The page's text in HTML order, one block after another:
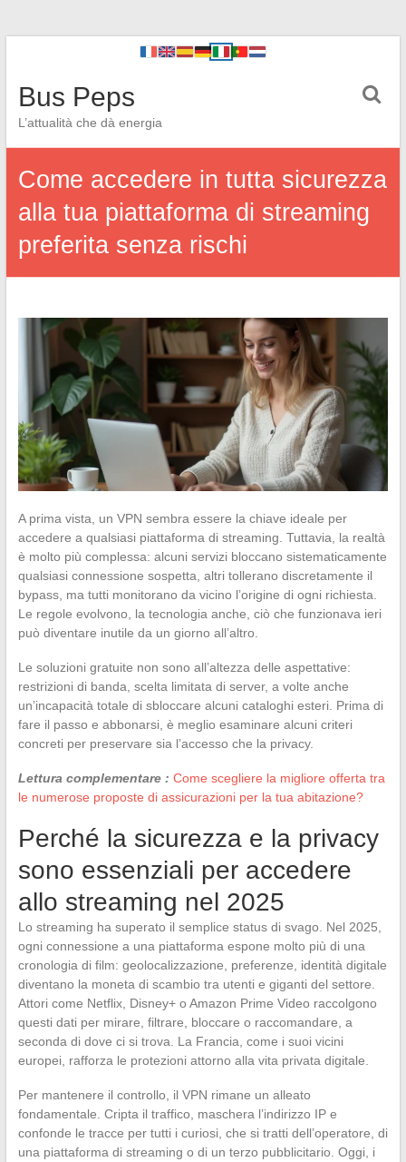
Bus Peps
L’attualità che dà energia
Come accedere in tutta sicurezza
alla tua piattaforma di streaming
preferita senza rischi
A prima vista, un VPN sembra essere la chiave ideale per
accedere a qualsiasi piattaforma di streaming. Tuttavia, la realtà
è molto più complessa: alcuni servizi bloccano sistematicamente
qualsiasi connessione sospetta, altri tollerano discretamente il
bypass, ma tutti monitorano da vicino l’origine di ogni richiesta.
Le regole evolvono, la tecnologia anche, ciò che funzionava ieri
può diventare inutile da un giorno all’altro.
Le soluzioni gratuite non sono all’altezza delle aspettative:
restrizioni di banda, scelta limitata di server, a volte anche
un’incapacità totale di sbloccare alcuni cataloghi esteri. Prima di
fare il passo e abbonarsi, è meglio esaminare alcuni criteri
concreti per preservare sia l’accesso che la privacy.
Lettura complementare : Come scegliere la migliore offerta tra
le numerose proposte di assicurazioni per la tua abitazione?
Perché la sicurezza e la privacy
sono essenziali per accedere
allo streaming nel 2025
Lo streaming ha superato il semplice status di svago. Nel 2025,
ogni connessione a una piattaforma espone molto più di una
cronologia di film: geolocalizzazione, preferenze, identità digitale
diventano la moneta di scambio tra utenti e giganti del settore.
Attori come Netflix, Disney+ o Amazon Prime Video raccolgono
questi dati per mirare, filtrare, bloccare o raccomandare, a
seconda di dove ci si trova. La Francia, come i suoi vicini
europei, rafforza le protezioni attorno alla vita privata digitale.
Per mantenere il controllo, il VPN rimane un alleato
fondamentale. Cripta il traffico, maschera l’indirizzo IP e
confonde le tracce per tutti i curiosi, che si tratti dell’operatore, di
una piattaforma di streaming o di un terzo pubblicitario. Oggi, i